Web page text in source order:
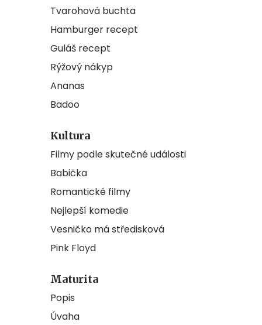
Tvarohová buchta
Hamburger recept
Guláš recept
Rýžový nákyp
Ananas
Badoo
Kultura
Filmy podle skutečné události
Babička
Romantické filmy
Nejlepší komedie
Vesničko má středisková
Pink Floyd
Maturita
Popis
Úvaha